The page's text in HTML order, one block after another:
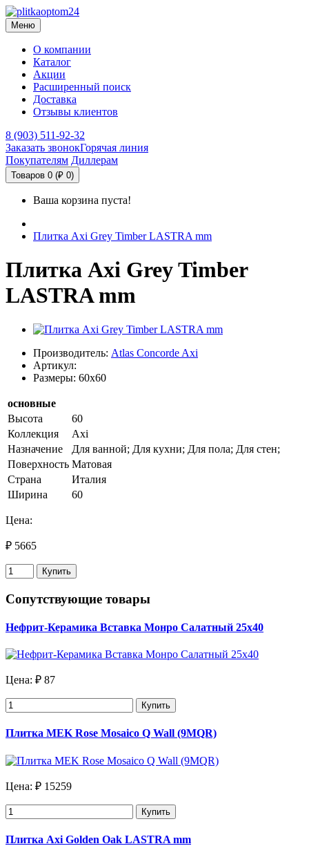
Меню
О компании
Каталог
Акции
Расширенный поиск
Доставка
Отзывы клиентов
8 (903) 511-92-32
Заказать звонокГорячая линия
Покупателям Диллерам
Товаров 0 (₽ 0)
Ваша корзина пуста!
Плитка Axi Grey Timber LASTRA mm
Плитка Axi Grey Timber
LASTRA mm
Производитель: Atlas Concorde Axi
Артикул:
Размеры: 60x60
основные
Высота
60
Коллекция
Axi
Назначение
Для ванной; Для кухни; Для пола; Для стен;
Поверхность Матовая
Страна
Италия
Ширина
60
Цена:
₽ 5665
Купить
Сопутствующие товары
Нефрит-Керамика Вставка Монро Салатный 25х40
Цена: ₽ 87
Купить
Плитка MEK Rose Mosaico Q Wall (9MQR)
Цена: ₽ 15259
Купить
Плитка Axi Golden Oak LASTRA mm